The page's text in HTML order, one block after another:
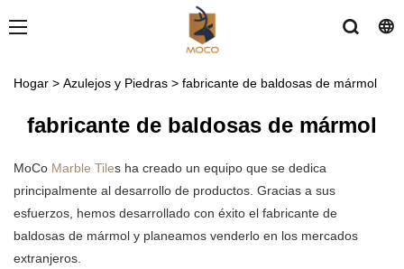
Hogar > Azulejos y Piedras > fabricante de baldosas de mármol
fabricante de baldosas de mármol
MoCo Marble Tiles ha creado un equipo que se dedica
principalmente al desarrollo de productos. Gracias a sus
esfuerzos, hemos desarrollado con éxito el fabricante de
baldosas de mármol y planeamos venderlo en los mercados
extranjeros.